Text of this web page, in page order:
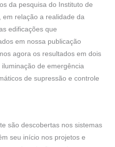
da pesquisa do Instituto de
em relação a realidade da
edificações que
em nossa publicação
agora os resultados em dois
de emergência
de supressão e controle
são descobertas nos sistemas
seu início nos projetos e